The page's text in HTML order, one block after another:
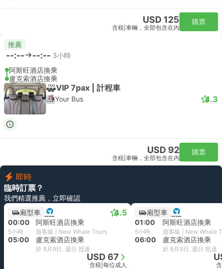
USD 125
含税 車輛，全部包含在內
購票
推薦
--:-- --:-- 3小時
阿斯旺酒店換乘
盧克索酒店換乘
VIP 7pax | 計程車
Your Bus 4.3
USD 92
含税 車輛，全部包含在內
購票
即時
臨時訂票？
我們精選推薦，立即確認
廂型車
4.5
00:00 阿斯旺酒店換乘
5小時 遊客級 | New Whale Tours
05:00 盧克索酒店換乘
於 8月9日, 週日 抵達
USD 67
含税 每位成人
廂型車
01:00
阿斯旺酒店換乘
5小時 遊客級 | New Whale
06:00 盧克索酒店換乘
於 8月9日, 週日 抵達